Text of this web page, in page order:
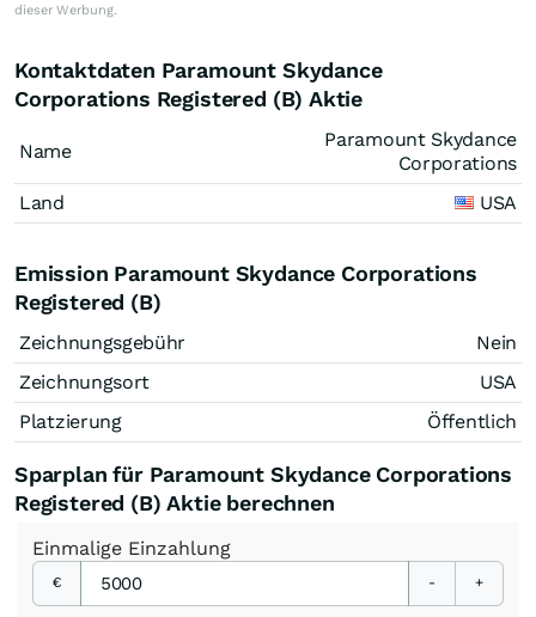
dieser Werbung.
Kontaktdaten Paramount Skydance
Corporations Registered (B) Aktie
Name
Paramount Skydance
Corporations
Land
USA
Emission Paramount Skydance Corporations
Registered (B)
Zeichnungsgebühr
Nein
Zeichnungsort
USA
Platzierung
Öffentlich
Sparplan für Paramount Skydance Corporations
Registered (B) Aktie berechnen
Einmalige Einzahlung
€ - +